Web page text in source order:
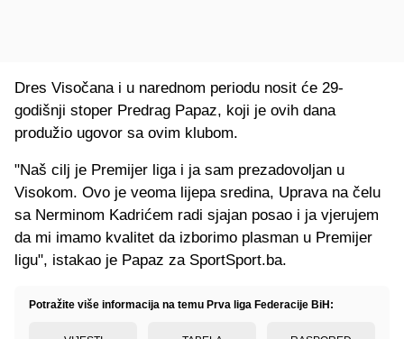
Dres Visočana i u narednom periodu nosit će 29-
godišnji stoper Predrag Papaz, koji je ovih dana
produžio ugovor sa ovim klubom.
"Naš cilj je Premijer liga i ja sam prezadovoljan u
Visokom. Ovo je veoma lijepa sredina, Uprava na čelu
sa Nerminom Kadrićem radi sjajan posao i ja vjerujem
da mi imamo kvalitet da izborimo plasman u Premijer
ligu", istakao je Papaz za SportSport.ba.
Potražite više informacija na temu Prva liga Federacije BiH: